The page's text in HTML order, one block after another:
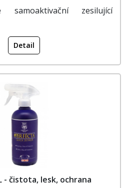
samoaktivační zesilující
Detail
- čistota, lesk, ochrana